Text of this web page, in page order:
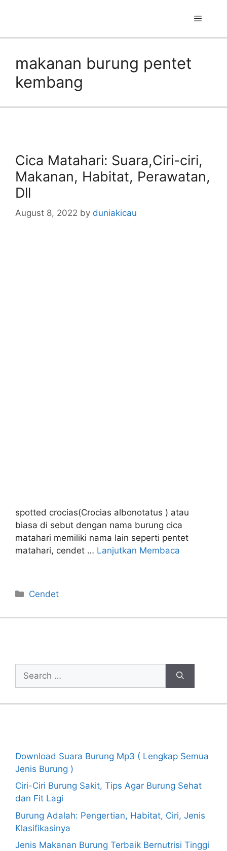
Menu
makanan burung pentet
kembang
Cica Matahari: Suara,Ciri-ciri,
Makanan, Habitat, Perawatan,
Dll
August 8, 2022 by duniakicau
spotted crocias(Crocias albonotatus ) atau
biasa di sebut dengan nama burung cica
matahari memiliki nama lain seperti pentet
matahari, cendet … Lanjutkan Membaca
Categories
Cendet
for:
Download Suara Burung Mp3 ( Lengkap Semua
Jenis Burung )
Ciri-Ciri Burung Sakit, Tips Agar Burung Sehat
dan Fit Lagi
Burung Adalah: Pengertian, Habitat, Ciri, Jenis
Klasifikasinya
Jenis Makanan Burung Terbaik Bernutrisi Tinggi